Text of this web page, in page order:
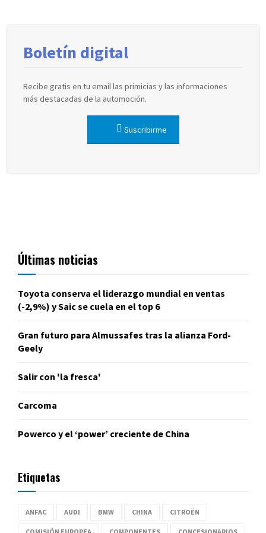
Boletín digital
Recibe gratis en tu email las primicias y las informaciones
más destacadas de la automoción.
Suscribirme
Últimas noticias
Toyota conserva el liderazgo mundial en ventas
(-2,9%) y Saic se cuela en el top 6
Gran futuro para Almussafes tras la alianza Ford-
Geely
Salir con 'la fresca'
Carcoma
Powerco y el ‘power’ creciente de China
Etiquetas
ANFAC AUDI BMW CHINA CITROËN